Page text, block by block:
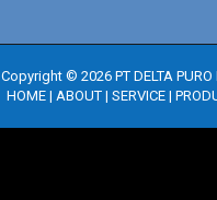
Copyright © 2026 PT DELTA
HOME | ABOUT | SERVICE |